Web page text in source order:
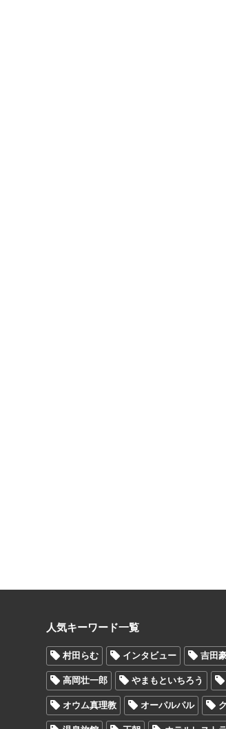
人気キーワード一覧
村田らむ インタビュー 吉田
高岡壮一郎 やまもといちろう
オウム真理教 オーパルパル